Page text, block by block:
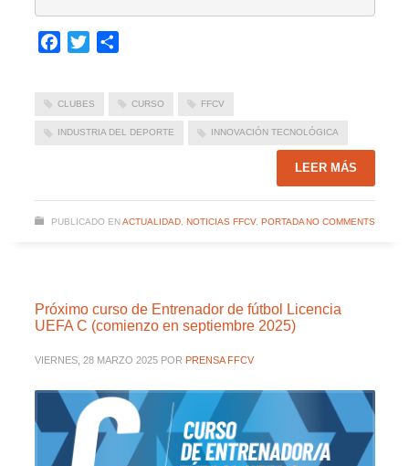
Facebook
Twitter
CLUBES CURSO FFCV
INDUSTRIA DEL DEPORTE INNOVACIÓN TECNOLÓGICA
LEER MÁS
PUBLICADO EN ACTUALIDAD, NOTICIAS FFCV, PORTADANO COMMENTS
Próximo curso de Entrenador de fútbol Licencia
UEFA C (comienzo en septiembre 2025)
VIERNES, 28 MARZO 2025 POR PRENSA FFCV